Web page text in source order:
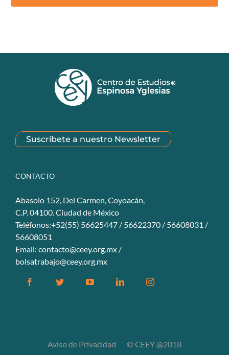
Suscríbete a nuestro Newsletter
CONTACTO
Abasolo 152, Del Carmen, Coyoacán,
C.P. 04100. Ciudad de México
Teléfonos:+52(55) 56625447 / 56622370 / 56608031 /
56608051
Email: contacto@ceey.org.mx /
bolsatrabajo@ceey.org.mx
Aviso de Privacidad © CEEY @2018